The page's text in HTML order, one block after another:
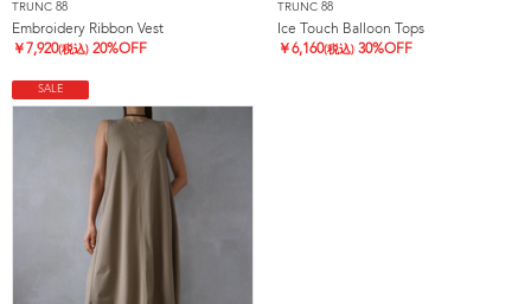
TRUNC 88
Embroidery Ribbon Vest
￥ 7,920(税込) 20%OFF
TRUNC 88
Ice Touch Balloon Tops
￥6,160(税込) 30%OFF
SALE